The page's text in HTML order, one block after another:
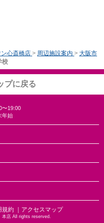
心斎橋店 > 周辺施設案内 > 大阪市
校
プに戻る
〜19:00
年始
規約 ｜アクセスマップ
店 All rights reserved.